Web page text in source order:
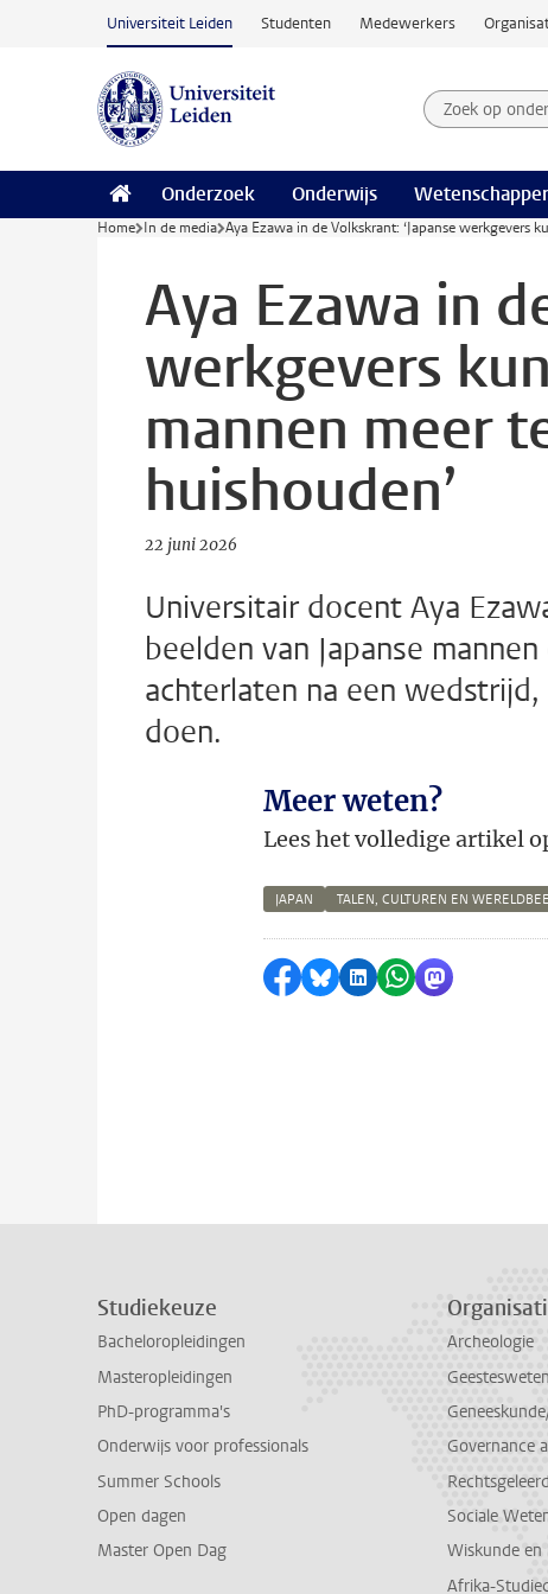
Ga naar hoofdinhoud
Universiteit Leiden Studenten Medewerkers
Zoek op
Zoekterm
Onderzoek Onderwijs
Home In de media Aya Ezawa in de Volkskrant: ‘Japanse werkgevers
Aya Ezawa in
werkgevers
mannen meer
huishouden’
22 juni 2026
Universitair docent Aya
beelden van Japanse
achterlaten na een
doen.
Meer weten?
Lees het volledige artikel
JAPAN TALEN, CULTUREN EN
Delen op Facebook
Delen via Bluesky
Delen op LinkedIn
Delen via
Delen via
Studiekeuze
Bacheloropleidingen
Masteropleidingen
PhD-programma's
Onderwijs voor professionals
Summer Schools
Open dagen
Master Open Dag
Archeologie
Governance
Sociale
Wiskunde
Afrika-